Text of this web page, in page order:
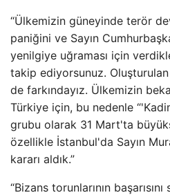
“Ülkemizin güneyinde terör
paniğini ve Sayın
yenilgiye uğraması için
takip ediyorsunuz. Oluşturulan
de farkındayız. Ülkemizin
Türkiye için, bu nedenle
grubu olarak 31 Mart'ta
özellikle İstanbul'da Sayın
kararı aldık.”
“Bizans torunlarının